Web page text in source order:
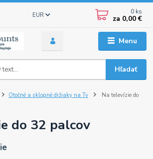
Menu
EUR
Hľadať
0 ks
za 0,00 €
Otočné a sklopné držiaky na Tv
Na televízie do
do 32 palcov